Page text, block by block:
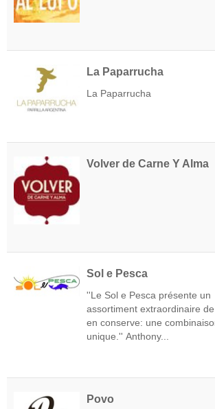
La Paparrucha
La Paparrucha
Volver de Carne Y Alma
Sol e Pesca
''Le Sol e Pesca présente un
assortiment extraordinaire
en conserve: une
unique.'' Anthony...
Povo